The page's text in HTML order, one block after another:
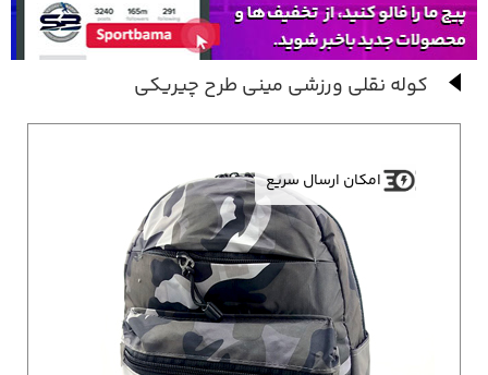
کوله نقلی ورزشی مینی طرح چیریکی
امکان ارسال سریع